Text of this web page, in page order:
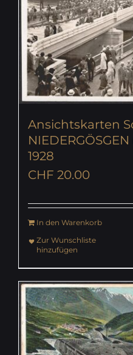
Ansichtskarten
1928
CHF 20.00
In den Warenkorb
Zur Wunschliste
hinzufügen